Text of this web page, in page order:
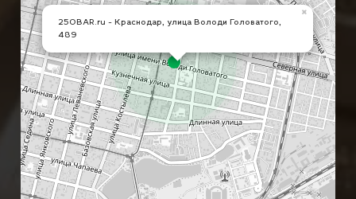
250BAR.ru - Краснодар, улица Володи Головатого,
489
×